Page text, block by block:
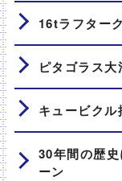
16tラフター
ピタゴラス大
キュービク
30年間の歴
ーン